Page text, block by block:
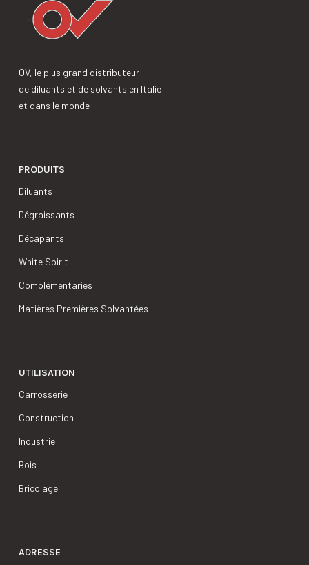
OV, le plus grand distributeur
de diluants et de solvants en Italie
et dans le monde
PRODUITS
Diluants
Dégraissants
Décapants
White Spirit
Complémentaries
Matières Premières Solvantées
UTILISATION
Carrosserie
Construction
Industrie
Bois
Bricolage
ADRESSE